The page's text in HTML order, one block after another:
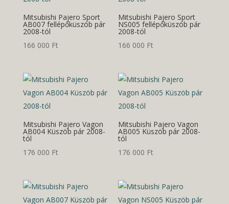
Mitsubishi Pajero Sport
AB007 fellépőküszöb pár
2008-tól
166 000 Ft
Mitsubishi Pajero Sport
NS005 fellépőküszöb pár
2008-tól
166 000 Ft
Mitsubishi Pajero Vagon
AB004 Küszöb pár 2008-
tól
176 000 Ft
Mitsubishi Pajero Vagon
AB005 Küszöb pár 2008-
tól
176 000 Ft